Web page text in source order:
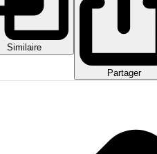
Similaire
Partager